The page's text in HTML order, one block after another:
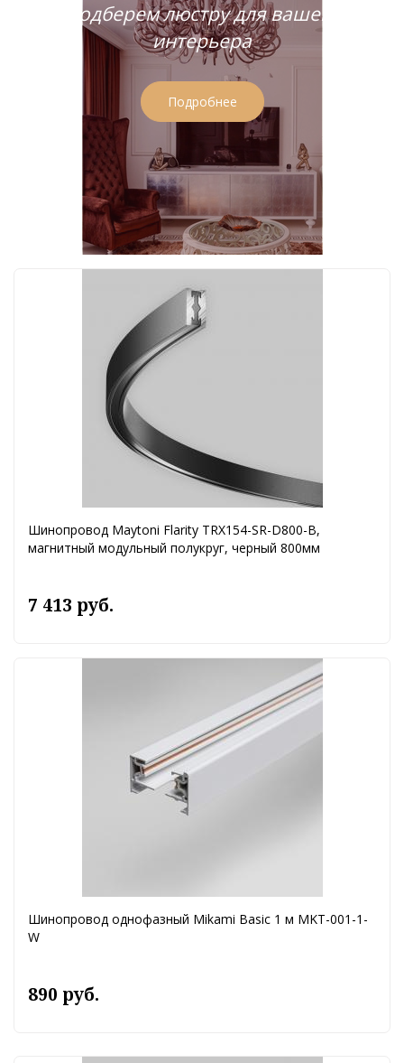
Подберем люстру для вашего
интерьера
Подробнее
Шинопровод Maytoni Flarity TRX154-SR-D800-B,
магнитный модульный полукруг, черный 800мм
7 413 руб.
Шинопровод однофазный Mikami Basic 1 м MKT-001-1-
W
890 руб.